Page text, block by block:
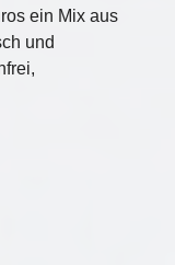
ein Mix aus
und